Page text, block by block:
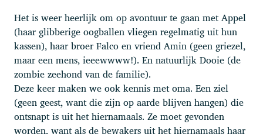
Het is weer heerlijk om op avontuur te gaan met Appel
(haar glibberige oogballen vliegen regelmatig uit hun
kassen), haar broer Falco en vriend Amin (geen griezel,
maar een mens, ieeewwww!). En natuurlijk Dooie (de
zombie zeehond van de familie).
Deze keer maken we ook kennis met oma. Een ziel
(geen geest, want die zijn op aarde blijven hangen) die
ontsnapt is uit het hiernamaals. Ze moet gevonden
worden, want als de bewakers uit het hiernamaals haar